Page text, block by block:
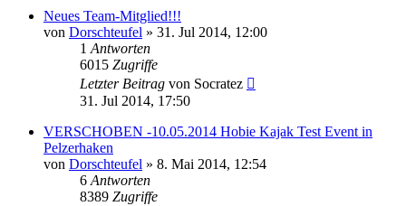
Neues Team-Mitglied!!!
von Dorschteufel » 31. Jul 2014, 12:00
1 Antworten
6015 Zugriffe
Letzter Beitrag von Socratez
31. Jul 2014, 17:50
VERSCHOBEN -10.05.2014 Hobie Kajak Test Event in
Pelzerhaken
von Dorschteufel » 8. Mai 2014, 12:54
6 Antworten
8389 Zugriffe